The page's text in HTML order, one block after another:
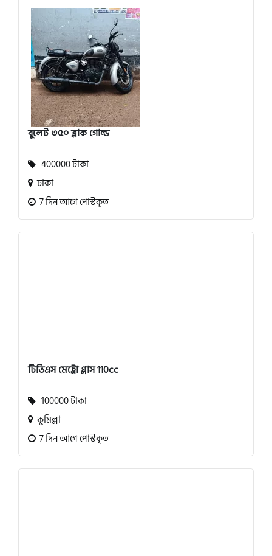
বুলেট ৩৫০ ব্লাক গোল্ড
400000 টাকা
ঢাকা
7 দিন আগে পোস্টকৃত
টিভিএস মেট্রো প্লাস 110cc
100000 টাকা
কুমিল্লা
7 দিন আগে পোস্টকৃত